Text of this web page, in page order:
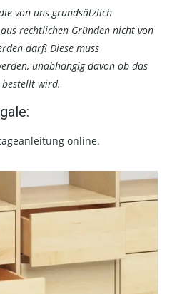
von uns grundsätzlich
rechtlichen Gründen nicht von
darf! Diese muss
unabhängig davon ob das
wird.
online.